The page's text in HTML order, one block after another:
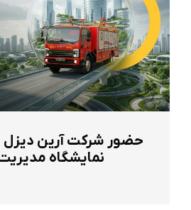
حضور شرکت آرین
نمایشگاه